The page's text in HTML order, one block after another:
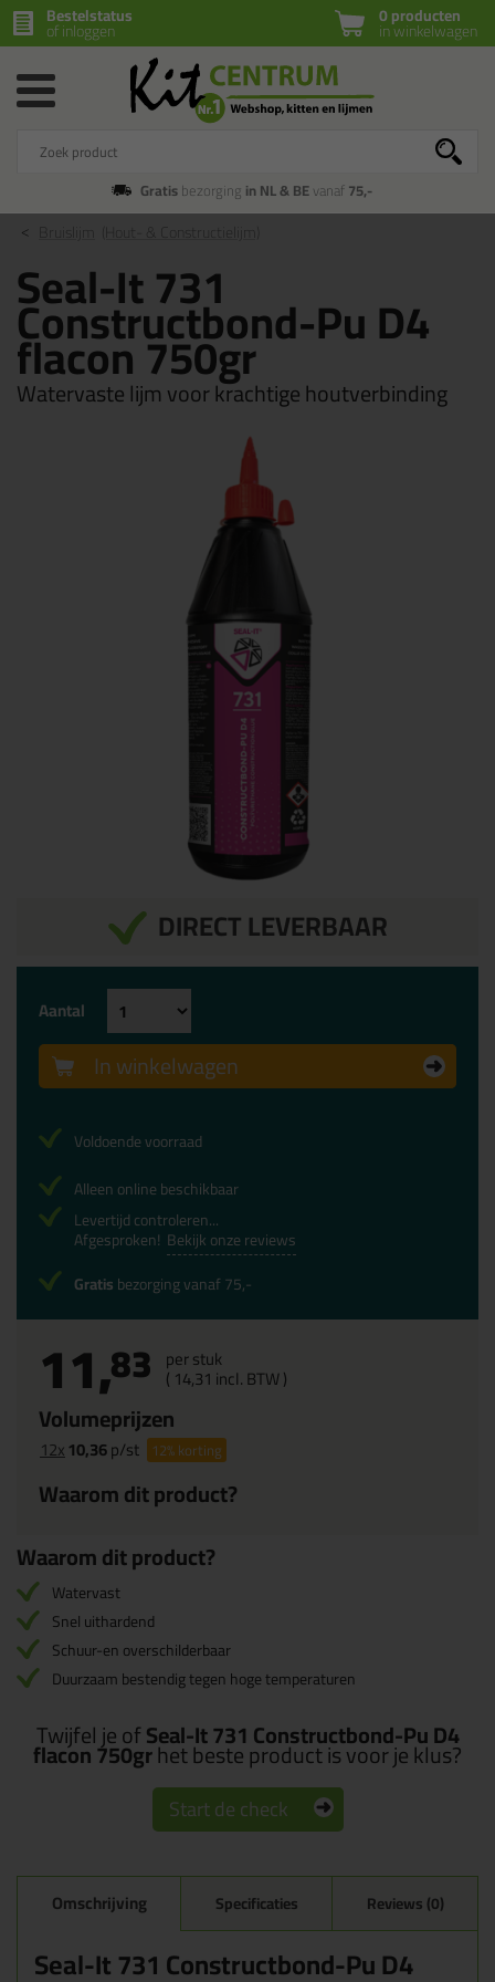
0 producten
in winkelwagen
Bestelstatus
of inloggen
Gratisbezorging in NL & BEvanaf75,-
Seal-It 731
Constructbond-Pu D4
flacon 750gr
Watervaste lijm voor krachtige houtverbinding
DIRECT LEVERBAAR
11,83 per stuk
( 14,31 incl. BTW )
Volumeprijzen
12x10,36p/st 12%korting
Waarom dit product?
Aantal
In winkelwagen
Voldoende voorraad
Alleen online beschikbaar
Levertijd controleren...
Afgesproken! Bekijk onze reviews
Gratisbezorging vanaf 75,-
Waarom dit product?
Watervast
Snel uithardend
Schuur-en overschilderbaar
Duurzaam bestendig tegen hoge temperaturen
Twijfel je ofSeal-It 731 Constructbond-Pu D4
flacon 750grhet beste product is voor je klus?
Start de check
Omschrijving Specificaties Reviews (0)
Seal-It 731 Constructbond-Pu D4